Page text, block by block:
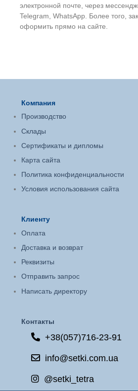
электронной почте, через
Telegram, WhatsApp. Более того,
оформить прямо на сайте.
Компания
Производство
Склады
Сертификаты и дипломы
Карта сайта
Политика конфиденциальности
Условия использования сайта
Клиенту
Оплата
Доставка и возврат
Реквизиты
Отправить запрос
Написать директору
Контакты
+38(057)716-23-91
info@setki.com.ua
@setki_tetra